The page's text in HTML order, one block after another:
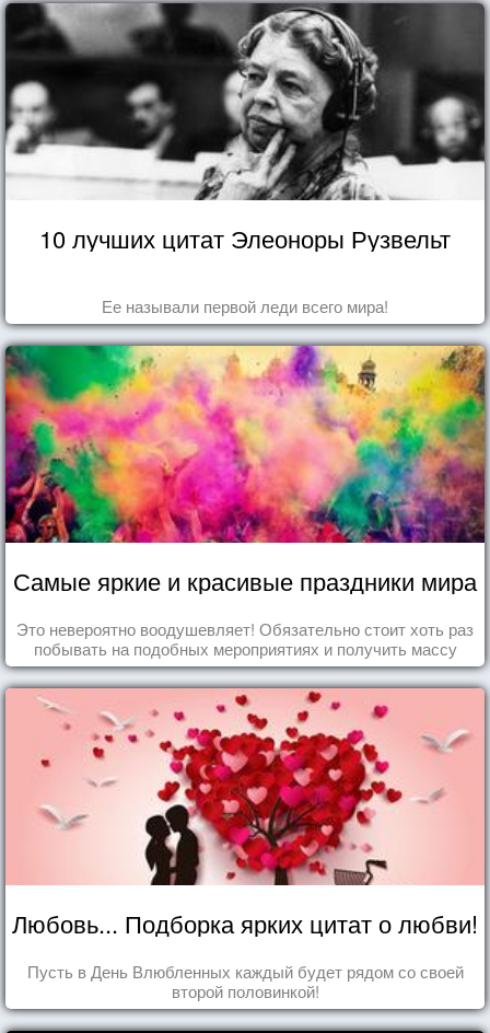
10 лучших цитат Элеоноры Рузвельт
Ее называли первой леди всего мира!
Самые яркие и красивые праздники мира
Это невероятно воодушевляет! Обязательно стоит хоть раз
побывать на подобных мероприятиях и получить массу
впечатлений!
Любовь... Подборка ярких цитат о любви!
Пусть в День Влюбленных каждый будет рядом со своей
второй половинкой!